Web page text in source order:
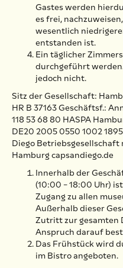
Gastes werden
es frei,
wesentlich
entstanden ist.
Ein täglicher
durchgeführt
jedoch nicht.
Sitz der Gesellschaft:
HR B 37163 Geschäftsf.:
118 53 68 80 HASPA
DE20 2005 0550 1002
Diego Betriebsgesellschaft
Hamburg capsandiego.de
Innerhalb der
(10:00 – 18:00 Uhr)
Zugang zu allen
Außerhalb dieser
Zutritt zur gesamten
Anspruch darauf
Das Frühstück wird
im Bistro angeboten.